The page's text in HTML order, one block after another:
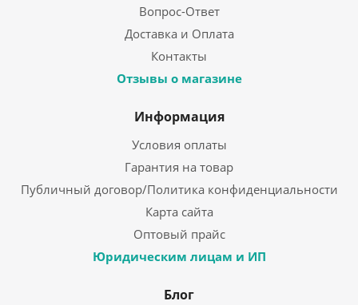
Вопрос-Ответ
Доставка и Оплата
Контакты
Отзывы о магазине
Информация
Условия оплаты
Гарантия на товар
Публичный договор/Политика конфиденциальности
Карта сайта
Оптовый прайс
Юридическим лицам и ИП
Блог